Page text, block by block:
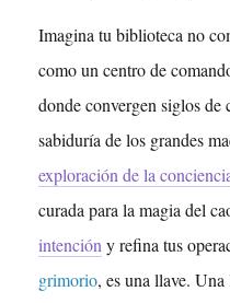
Imagina tu biblioteca no
como un centro de
donde convergen siglos
sabiduría de los grandes
exploración de la
curada para la magia del
intención y refina tus
grimorio, es una llave.